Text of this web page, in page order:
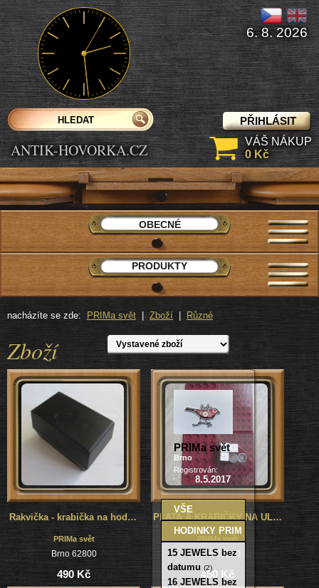
nacházíte se zde: PRIMa svět | Zboží Různé
Zboží
PRIMa svět
Brno
Registrován:
8.5.2017
VŠE
HODINKY PRIM
15 JEWELS bez
datumu (2)
16 JEWELS bez
Rakvička - krabička na hodinky Prim
PRIMa svět
Brno 62800
490 Kč
PLATA A KRABIČKY NA ULOŽENÍ STROJKŮ, ČÍSELNÍKŮ, DÍLŮ A PODOBNĚ
PRIMa svět
Brno 62800
450 Kč
ANTIK-HOVORKA.CZ
PŘIHLÁSIT
6. 8. 2026
VÁŠ NÁKUP
0 Kč
OBECNÉ
PRODUKTY